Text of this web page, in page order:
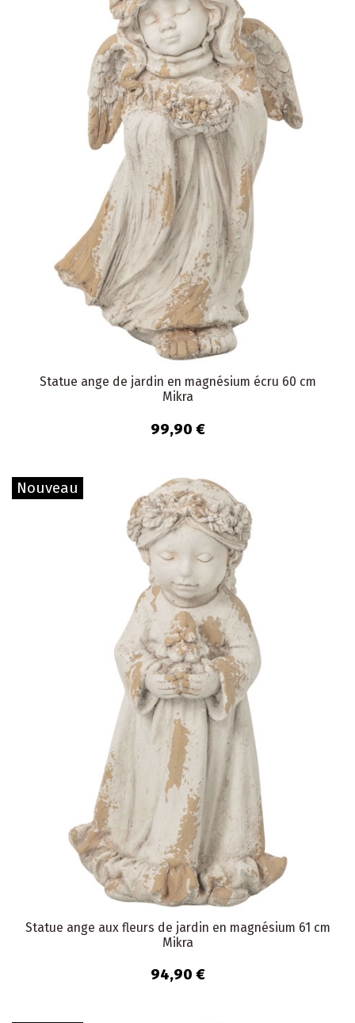
Statue ange de jardin en magnésium écru 60 cm
Mikra
99,90 €
Nouveau
Statue ange aux fleurs de jardin en magnésium 61 cm
Mikra
94,90 €